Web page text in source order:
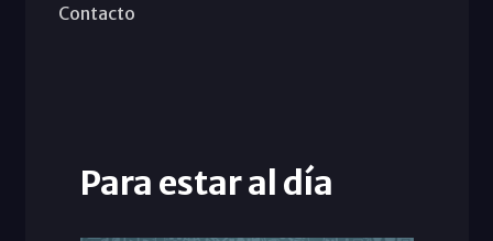
Contacto
Para estar al día